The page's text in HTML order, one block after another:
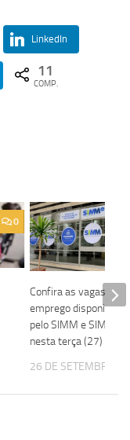
LinkedIn
11
COMP.
0
Confira as vagas de
emprego
pelo SIMM e SIMM
nesta terça (27)
26 DE SETEMBRO